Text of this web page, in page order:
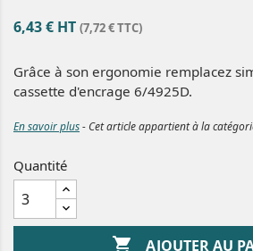
6,43 € HT (7,72 € TTC)
Grâce à son ergonomie remplacez
cassette d'encrage 6/4925D.
En savoir plus- Cet article appartient à la
Quantité
 AJOUTER AU